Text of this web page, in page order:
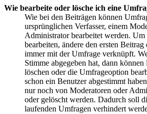
Wie bearbeite oder lösche ich eine
Wie bei den Beiträgen können
ursprünglichen Verfasser, einem
Administrator bearbeitet werden.
bearbeiten, ändere den ersten Beitrag
immer mit der Umfrage verknüpft.
Stimme abgegeben hat, dann
löschen oder die Umfrageoption
schon ein Benutzer abgestimmt
nur noch von Moderatoren oder
oder gelöscht werden. Dadurch soll
laufenden Umfragen verhindert